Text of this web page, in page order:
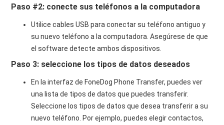
Paso #2: conecte sus teléfonos a la computadora
Utilice cables USB para conectar su teléfono antiguo y
su nuevo teléfono a la computadora. Asegúrese de que
el software detecte ambos dispositivos.
Paso 3: seleccione los tipos de datos deseados
En la interfaz de FoneDog Phone Transfer, puedes ver
una lista de tipos de datos que puedes transferir.
Seleccione los tipos de datos que desea transferir a su
nuevo teléfono. Por ejemplo, puedes elegir contactos,